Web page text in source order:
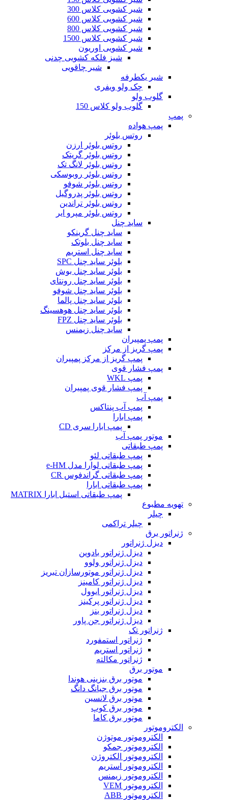
شیر کشویی کلاس 300
شیر کشویی کلاس 600
شیر کشویی کلاس 800
شیر کشویی کلاس 1500
شیر کشویی اوریون
شیز فلکه کشویی چدنی
شیر چاقویی
شیر یکطرفه
چک ولو ویفری
گلوب ولو
گلوب ولو کلاس 150
پمپ
پمپ هواده
روتس بلوئر
روتس بلوئر ارزن
روتس بلوئر گریتک
روتس بلوئر لانگ تک
روتس بلوئر روبوسکی
روتس بلوئر شوفو
روتس بلوئر پدروگیل
روتس بلوئر تراندین
روتس بلوئر مپرو ایر
ساید چنل
ساید چنل گرینکو
ساید چنل بلوتک
ساید چنل استریم
بلوئر ساید چنل SPC
بلوئر ساید چنل بوش
بلوئر ساید چنل رونتای
بلوئر ساید چنل شوفو
بلوئر ساید چنل پالما
بلوئر ساید چنل هوهسینگ
بلوئر ساید چنل FPZ
ساید چنل زیمنس
پمپ پمپیران
پمپ گریز از مرکز
پمپ گریز از مرکز پمپیران
پمپ فشار قوی
پمپ WKL
پمپ فشار قوی پمپیران
پمپ آب
پمپ آب پنتاکس
پمپ ابارا
پمپ ابارا سری CD
موتور پمپ آب
پمپ طبقاتی
پمپ طبقاتی لئو
پمپ طبقاتی لوارا مدل e-HM
پمپ طبقاتی گراندفوس CR
پمپ طبقاتی ابارا
پمپ طبقاتی استیل ابارا MATRIX
تهویه مطبوع
چیلر
چیلر تراکمی
ژنراتور برق
دیزل ژنراتور
دیزل ژنراتور بادوین
دیزل ژنراتور ولوو
دیزل ژنراتور موتورسازان تبریز
دیزل ژنراتور کامینز
دیزل ژنراتور ایوول
دیزل ژنراتور پرکینز
دیزل ژنراتور بنز
دیزل ژنراتور جن پاور
ژنراتور تک
ژنراتور استمفورد
ژنراتور استریم
ژنراتور مکالته
موتور برق
موتور برق بنزینی هوندا
موتور برق جیانگ دانگ
موتور برق لانسین
موتور برق کوپ
موتور برق کاما
الکتروموتور
الکتروموتور موتوژن
الکتروموتور جمکو
الکتروموتور الکتروژن
الکتروموتور استریم
الکتروموتور زیمنس
الکتروموتور VEM
الکتروموتور ABB